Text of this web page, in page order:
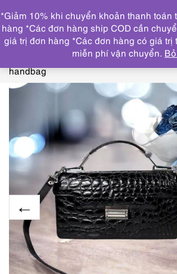
Trang chủ THƯƠNG HIỆU NỔI BẬT
5273-Túi xách tay/đeo vai-
handbag
*Giảm 10% khi chuyển khoản thanh toán
hàng *Các đơn hàng ship COD cần
giá trị đơn hàng *Các đơn hàng có giá trị
miễn phí vận chuyển.